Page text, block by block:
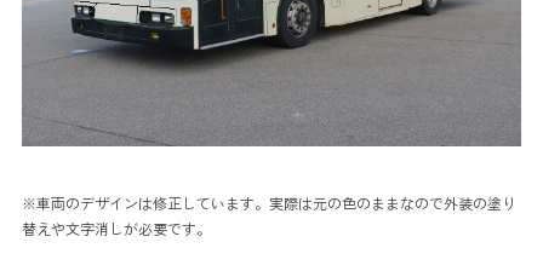
※車両のデザインは修正しています。実際は元の色のままなので外装の塗り
替えや文字消しが必要です。